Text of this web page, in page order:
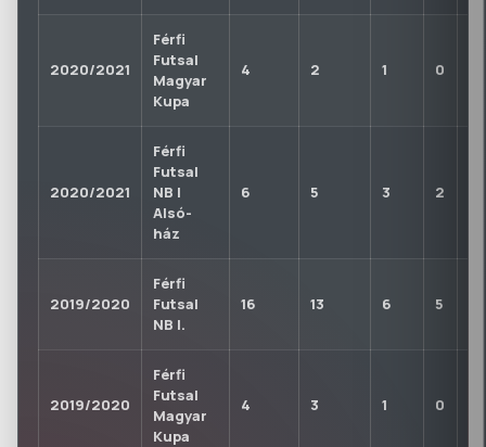
2020/2021
Férfi
Futsal
Magyar
Kupa
4 2 1 0
2020/2021
Férfi
Futsal
NB I
Alsó-
ház
6 5 3 2
2019/2020
Férfi
Futsal
NB I.
16 13 6 5
2019/2020
Férfi
Futsal
Magyar
Kupa
4 3 1 0